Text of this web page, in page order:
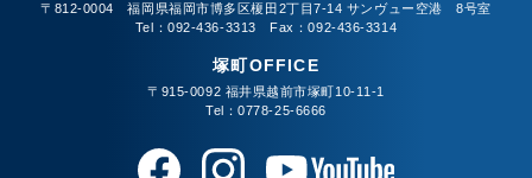
〒812-0004 福岡県福岡市博多区榎田2丁目7-14 サンヴュー空港 8号室
Tel：092-436-3313 Fax：092-436-3314
塚町OFFICE
〒915-0092 福井県越前市塚町10-11-1
Tel：0778-25-6666